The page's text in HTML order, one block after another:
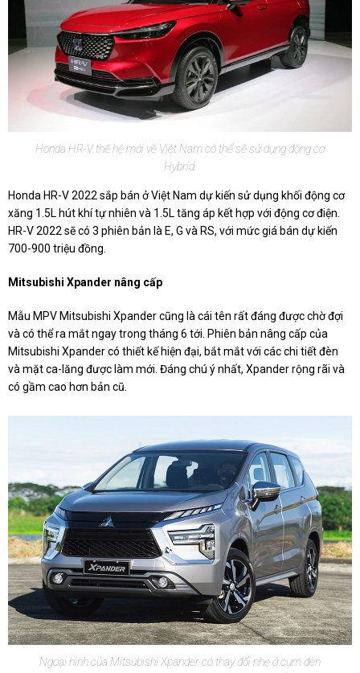
Honda HR-V thế hệ mới về Việt Nam có thể sẽ sử dụng động cơ
Hybrid.
Honda HR-V 2022 sắp bán ở Việt Nam dự kiến sử dụng khối động cơ
xăng 1.5L hút khí tự nhiên và 1.5L tăng áp kết hợp với động cơ điện.
HR-V 2022 sẽ có 3 phiên bản là E, G và RS, với mức giá bán dự kiến
700-900 triệu đồng.
Mitsubishi Xpander nâng cấp
Mẫu MPV Mitsubishi Xpander cũng là cái tên rất đáng được chờ đợi
và có thể ra mắt ngay trong tháng 6 tới. Phiên bản nâng cấp của
Mitsubishi Xpander có thiết kế hiện đại, bắt mắt với các chi tiết đèn
và mặt ca-lăng được làm mới. Đáng chú ý nhất, Xpander rộng rãi và
có gầm cao hơn bản cũ.
Ngoại hình của Mitsubishi Xpander có thay đổi nhẹ ở cụm đèn